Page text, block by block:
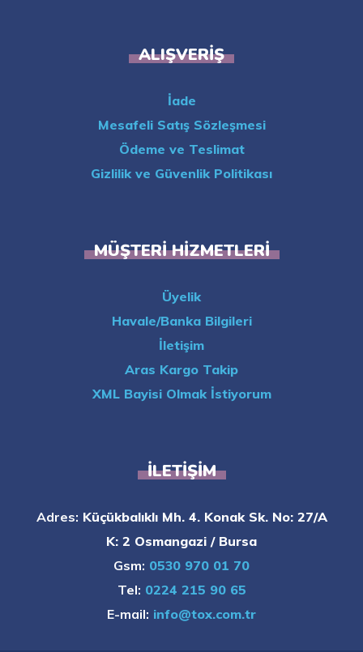
ALIŞVERIŞ
İade
Mesafeli Satış Sözleşmesi
Ödeme ve Teslimat
Gizlilik ve Güvenlik Politikası
MÜŞTERI HIZMETLERI
Üyelik
Havale/Banka Bilgileri
İletişim
Aras Kargo Takip
XML Bayisi Olmak İstiyorum
İLETIŞIM
Adres: Küçükbalıklı Mh. 4. Konak Sk. No: 27/A
K: 2 Osmangazi / Bursa
Gsm: 0530 970 01 70
Tel: 0224 215 90 65
E-mail: info@tox.com.tr